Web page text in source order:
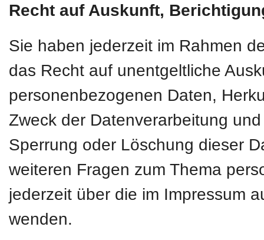
Recht auf Auskunft,
Sie haben jederzeit im Rahmen
das Recht auf unentgeltliche
personenbezogenen Daten,
Zweck der Datenverarbeitung
Sperrung oder Löschung dieser
weiteren Fragen zum Thema
jederzeit über die im Impressum
wenden.